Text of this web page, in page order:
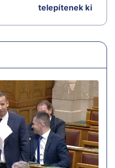
telepítenek ki